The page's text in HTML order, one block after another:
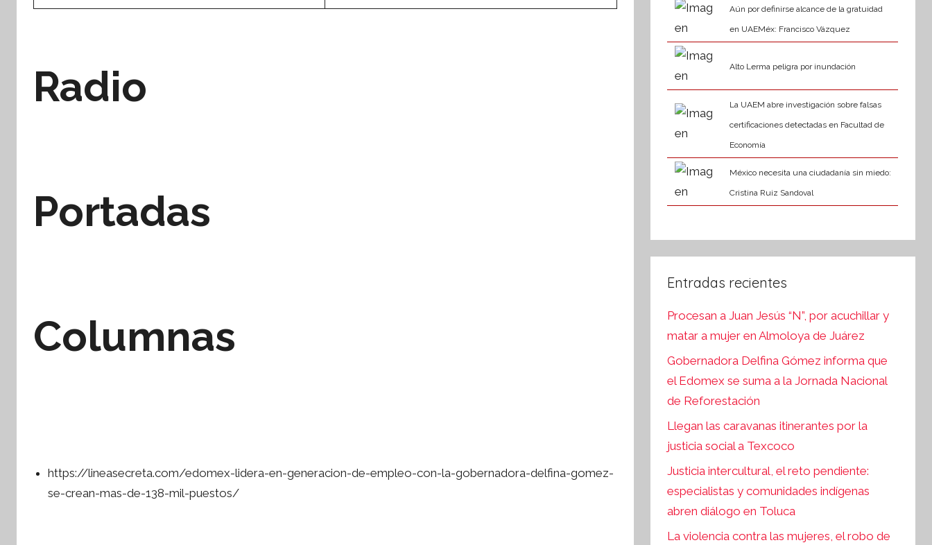
Radio
Portadas
Columnas
https://lineasecreta.com/edomex-lidera-en-generacion-de-empleo-con-la-gobernadora-delfina-gomez-
se-crean-mas-de-138-mil-puestos/
Aún por definirse alcance de la gratuidad
en UAEMéx: Francisco Vázquez
Alto Lerma peligra por inundación
La UAEM abre investigación sobre falsas
certificaciones detectadas en Facultad de
Economía
México necesita una ciudadanía sin miedo:
Cristina Ruiz Sandoval
Entradas recientes
Procesan a Juan Jesús “N”, por acuchillar y
matar a mujer en Almoloya de Juárez
Gobernadora Delfina Gómez informa que
el Edomex se suma a la Jornada Nacional
de Reforestación
Llegan las caravanas itinerantes por la
justicia social a Texcoco
Justicia intercultural, el reto pendiente:
especialistas y comunidades indígenas
abren diálogo en Toluca
La violencia contra las mujeres, el robo de